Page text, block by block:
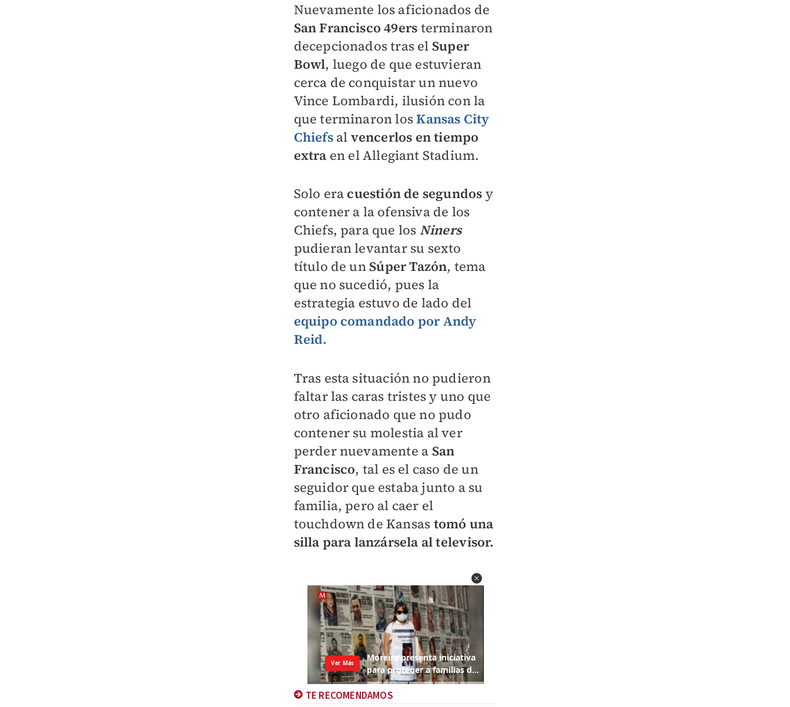
Nuevamente los aficionados de
San Francisco 49ers terminaron
decepcionados tras el Super
Bowl, luego de que estuvieran
cerca de conquistar un nuevo
Vince Lombardi, ilusión con la
que terminaron losKansas City
Chiefsal vencerlos en tiempo
extra en el Allegiant Stadium.
Solo era cuestión de segundos y
contener a la ofensiva de los
Chiefs, para que los Niners
pudieran levantar su sexto
título de un Súper Tazón, tema
que no sucedió, pues la
estrategia estuvo de lado del
equipo comandado por Andy
Reid.
Tras esta situación no pudieron
faltar las caras tristes y uno que
otro aficionado que no pudo
contener su molestia al ver
perder nuevamente a San
Francisco, tal es el caso de un
seguidor que estaba junto a su
familia, pero al caer el
touchdown de Kansas tomó una
silla para lanzársela al televisor.
TE RECOMENDAMOS